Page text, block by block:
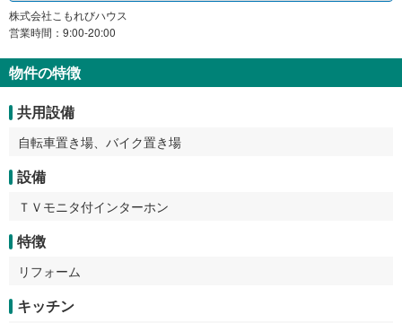
株式会社こもれびハウス
営業時間：9:00-20:00
物件の特徴
共用設備
自転車置き場、バイク置き場
設備
ＴＶモニタ付インターホン
特徴
リフォーム
キッチン